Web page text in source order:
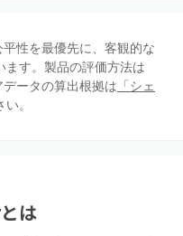
性を最優先に、客観的な
ます。製品の評価方法は
データの算出根拠は 「シェ
。
とは